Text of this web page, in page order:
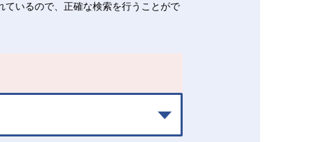
ているので、正確な検索を行うことがで